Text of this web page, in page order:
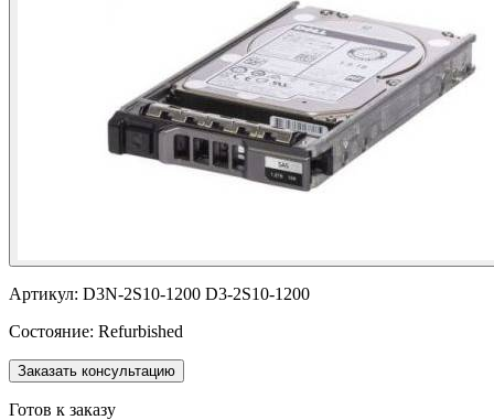
Артикул: D3N-2S10-1200 D3-2S10-1200
Состояние: Refurbished
Заказать консультацию
Готов к заказу